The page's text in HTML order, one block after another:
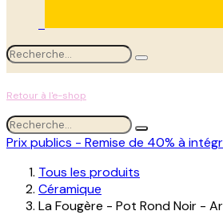
Retour à l'e-shop
Prix publics - Remise de 40% à
Tous les produits
Céramique
La Fougère - Pot Rond Noir -